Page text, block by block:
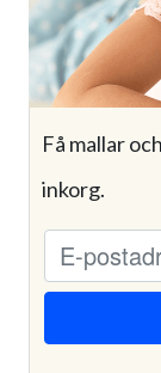
Få mallar
inkorg.